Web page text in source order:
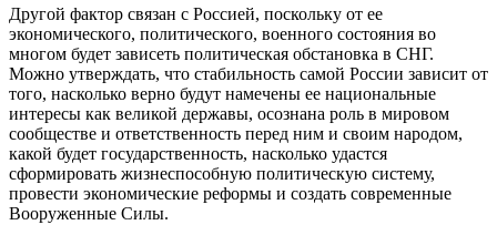
Другой фактор связан с Россией, поскольку от ее
экономического, политического, военного состояния во
многом будет зависеть политическая обстановка в СНГ.
Можно утверждать, что стабильность самой России зависит от
того, насколько верно будут намечены ее национальные
интересы как великой державы, осознана роль в мировом
сообществе и ответственность перед ним и своим народом,
какой будет государственность, насколько удастся
сформировать жизнеспособную политическую систему,
провести экономические реформы и создать современные
Вооруженные Силы.